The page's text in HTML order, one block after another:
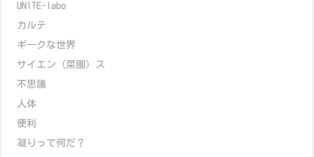
UNITE-labo
カルテ
ギークな世界
サイエン（菜園）ス
不思議
人体
便利
凝りって何だ？